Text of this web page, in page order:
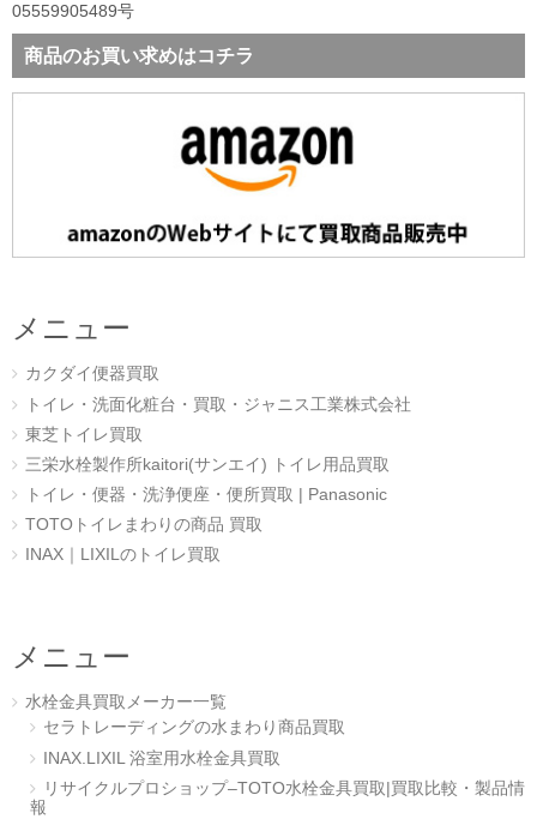
05559905489号
商品のお買い求めはコチラ
メニュー
カクダイ便器買取
トイレ・洗面化粧台・買取・ジャニス工業株式会社
東芝トイレ買取
三栄水栓製作所kaitori(サンエイ) トイレ用品買取
トイレ・便器・洗浄便座・便所買取 | Panasonic
TOTOトイレまわりの商品 買取
INAX｜LIXILのトイレ買取
メニュー
水栓金具買取メーカー一覧
セラトレーディングの水まわり商品買取
INAX.LIXIL 浴室用水栓金具買取
リサイクルプロショップ–TOTO水栓金具買取|買取比較・製品情
報